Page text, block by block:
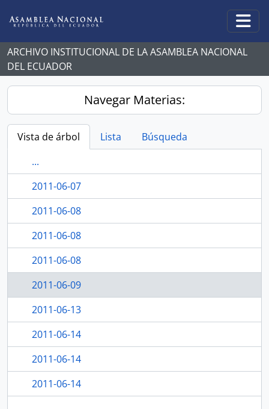
ARCHIVO INSTITUCIONAL DE LA ASAMBLEA NACIONAL
DEL ECUADOR
Navegar Materias:
Vista de árbol Lista
Búsqueda
...
2011-06-07
2011-06-08
2011-06-08
2011-06-08
2011-06-09
2011-06-13
2011-06-14
2011-06-14
2011-06-14